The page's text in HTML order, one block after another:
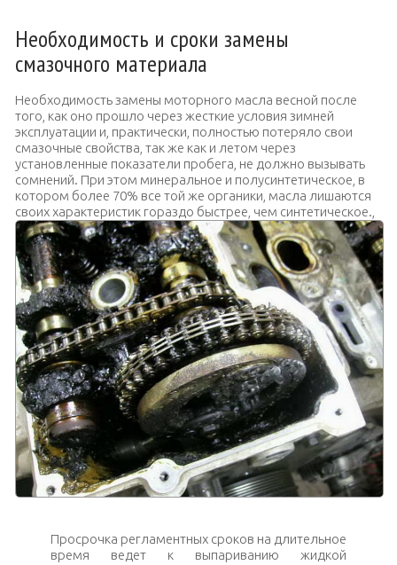
Необходимость и сроки замены
смазочного материала
Необходимость замены моторного масла весной после
того, как оно прошло через жесткие условия зимней
эксплуатации и, практически, полностью потеряло свои
смазочные свойства, так же как и летом через
установленные показатели пробега, не должно вызывать
сомнений. При этом минеральное и полусинтетическое, в
котором более 70% все той же органики, масла лишаются
своих характеристик гораздо быстрее, чем синтетическое.,
Просрочка регламентных сроков на длительное
время ведет к выпариванию жидкой